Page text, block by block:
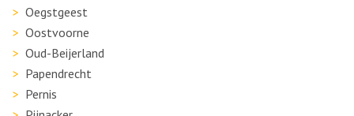
Oegstgeest
Oostvoorne
Oud-Beijerland
Papendrecht
Pernis